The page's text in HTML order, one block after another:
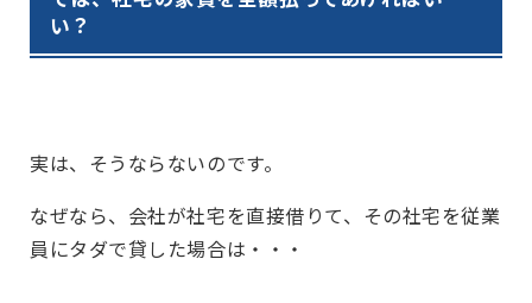
い？
実は、そうならないのです。
なぜなら、会社が社宅を直接借りて、その社宅を従業
員にタダで貸した場合は・・・